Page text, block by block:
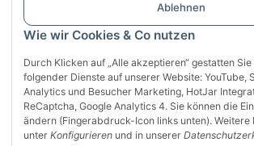
Wie wir Cookies & Co nutzen
Durch Klicken auf „Alle akzeptieren“ gestatten
folgender Dienste auf unserer Website: YouTube,
Analytics und Besucher Marketing, HotJar
ReCaptcha, Google Analytics 4. Sie können die
ändern (Fingerabdruck-Icon links unten). Weitere
unter Konfigurieren und in unserer
Ablehnen